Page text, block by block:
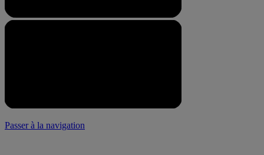
Passer à la navigation